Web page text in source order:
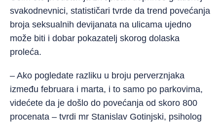
svakodnevnici, statističari tvrde da trend povećanja
broja seksualnih devijanata na ulicama ujedno
može biti i dobar pokazatelj skorog dolaska
proleća.
– Ako pogledate razliku u broju perverznjaka
između februara i marta, i to samo po parkovima,
videćete da je došlo do povećanja od skoro 800
procenata – tvrdi mr Stanislav Gotinjski, psiholog